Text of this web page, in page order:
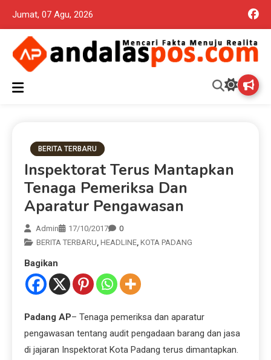
Jumat, 07 Agu, 2026
Andalas Pos Situs Berita
Mencari Fakta Menuju Realita memuat ragam berita aktual dan
terpercaya seputar politik nasional, daerah dan ragam berita
BERITA TERBARU
Inspektorat Terus Mantapkan
Tenaga Pemeriksa Dan
Aparatur Pengawasan
Admin 17/10/2017
0
BERITA TERBARU HEADLINE KOTA PADANG
Bagikan
Padang AP– Tenaga pemeriksa dan aparatur
pengawasan tentang audit pengadaan barang dan jasa
di jajaran Inspektorat Kota Padang terus dimantapkan.